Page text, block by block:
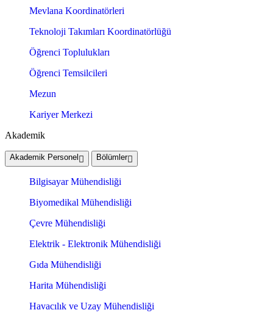
Mevlana Koordinatörleri
Teknoloji Takımları Koordinatörlüğü
Öğrenci Toplulukları
Öğrenci Temsilcileri
Mezun
Kariyer Merkezi
Akademik
Akademik Personel Bölümler
Bilgisayar Mühendisliği
Biyomedikal Mühendisliği
Çevre Mühendisliği
Elektrik - Elektronik Mühendisliği
Gıda Mühendisliği
Harita Mühendisliği
Havacılık ve Uzay Mühendisliği